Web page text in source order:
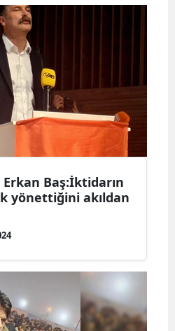
Erkan Baş:İktidarın
yönettiğini akıldan